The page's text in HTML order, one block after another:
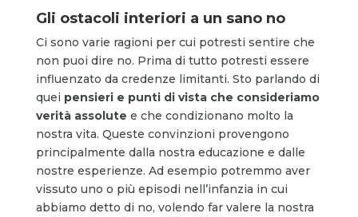
Gli ostacoli interiori a un sano no
Ci sono varie ragioni per cui potresti sentire che
non puoi dire no. Prima di tutto potresti essere
influenzato da credenze limitanti. Sto parlando di
quei pensieri e punti di vista che consideriamo
verità assolute e che condizionano molto la
nostra vita. Queste convinzioni provengono
principalmente dalla nostra educazione e dalle
nostre esperienze. Ad esempio potremmo aver
vissuto uno o più episodi nell’infanzia in cui
abbiamo detto di no, volendo far valere la nostra